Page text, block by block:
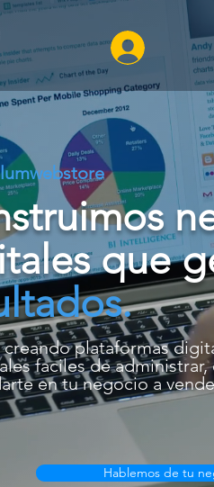
que
creando plataformas
faciles de administrar,
en tu negocio a
Hablemos de tu